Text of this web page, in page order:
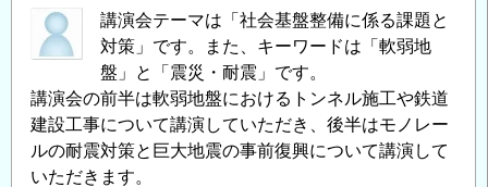
人
事
の
に
つ
い
て
の
講演会テーマは「社会基盤整備に係る課題と
対策」です。また、キーワードは「軟弱地
盤」と「震災・耐震」です。
講演会の前半は軟弱地盤におけるトンネル施工や鉄道
建設工事について講演していただき、後半はモノレー
ルの耐震対策と巨大地震の事前復興について講演して
いただきます。